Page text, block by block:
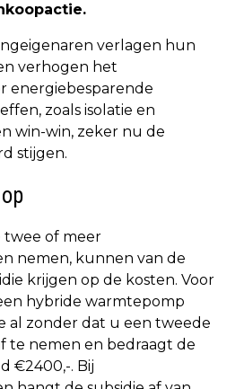
verlagen hun
verhogen het
energiebesparende
zoals isolatie en
win-win, zeker nu de
stijgen.
twee of meer
nemen, kunnen van de
krijgen op de kosten. Voor
hybride warmtepomp
al zonder dat u een tweede
te nemen en bedraagt de
€2400,-. Bij